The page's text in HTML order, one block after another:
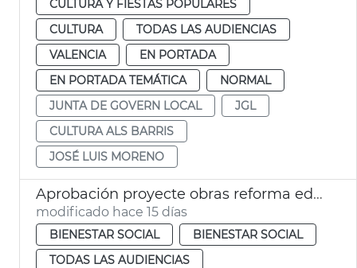
CULTURA Y FIESTAS POPULARES
CULTURA
TODAS LAS AUDIENCIAS
VALENCIA
EN PORTADA
EN PORTADA TEMÁTICA
NORMAL
JUNTA DE GOVERN LOCAL
JGL
CULTURA ALS BARRIS
JOSÉ LUIS MORENO
Aprobación proyecte obras reforma edificio municipal Trafalgar València
modificado hace 15 días
BIENESTAR SOCIAL
BIENESTAR SOCIAL
TODAS LAS AUDIENCIAS